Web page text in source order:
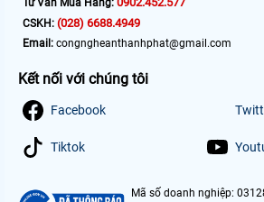
Tư Vấn Mua Hàng:
CSKH: (028) 6688.4949
Email: congngheanthanhphat@gmail.com
Kết nối với chúng tôi
Facebook
Tiktok
Mã số doanh nghiệp: